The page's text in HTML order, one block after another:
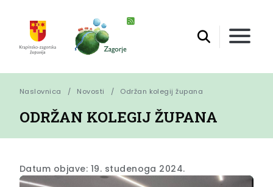
Naslovnica Novosti Održan kolegij župana
ODRŽAN KOLEGIJ ŽUPANA
Datum objave: 19. studenoga 2024.